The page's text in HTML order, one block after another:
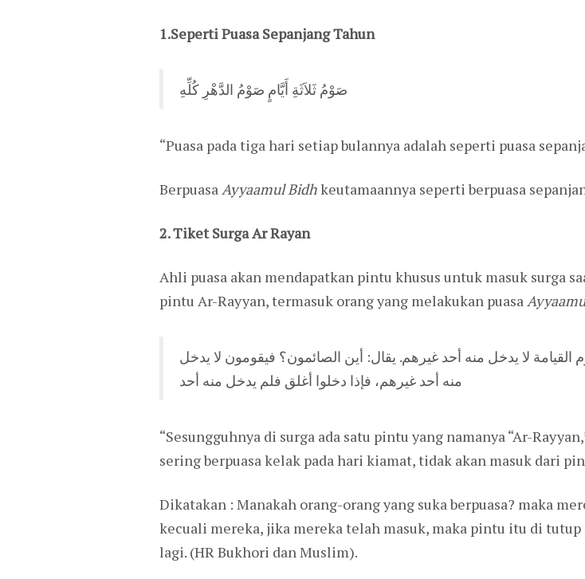
1.Seperti Puasa Sepanjang Tahun
‎صَوْمُ ثَلاَثَةِ أَيَّامٍ صَوْمُ الدَّهْرِ كُلِّهِ
“Puasa pada tiga hari setiap bulannya adalah seperti puasa
Berpuasa Ayyaamul Bidhkeutamaannya seperti berpuasa
2. Tiket Surga Ar Rayan
Ahli puasa akan mendapatkan pintu khusus untuk masuk surga
pintu Ar-Rayyan, termasuk orang yang melakukan puasa
منه أحد غيرهم، فإذا دخلوا أغلق فلم يدخل منه أحد
“Sesungguhnya di surga ada satu pintu yang namanya “Ar-
sering berpuasa kelak pada hari kiamat, tidak akan masuk dari
Dikatakan : Manakah orang-orang yang suka berpuasa? maka
kecuali mereka, jika mereka telah masuk, maka pintu itu di
lagi. (HR Bukhori dan Muslim).